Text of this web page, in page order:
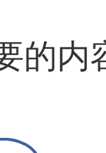
的内